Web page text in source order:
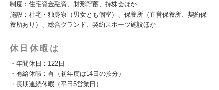
制度：住宅資金融資、財形貯蓄、持株会ほか
施設：社宅・独身寮（男女とも個室）、保養所（直営保養所、契約保
養所あり）、総合グランド、契約スポーツ施設ほか
休日休暇は
・年間休日：122日
・有給休暇：有（初年度は14日の按分）
・長期連続休暇（平日5営業日）